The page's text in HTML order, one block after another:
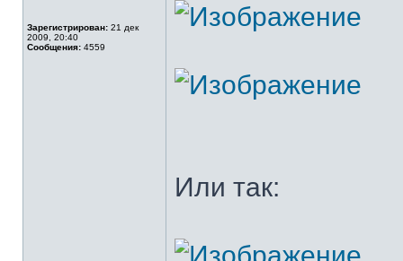
Зарегистрирован: 21 дек
2009, 20:40
Сообщения: 4559
Или так: